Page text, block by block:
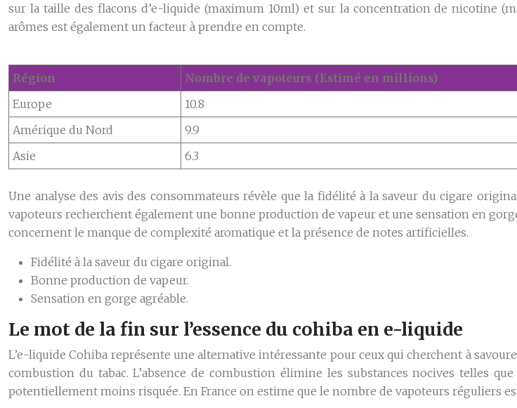
sur la taille des flacons d’e-liquide (maximum 10ml) et sur la concentration de nicotine
arômes est également un facteur à prendre en compte.
Région Nombre de vapoteurs (Estimé en millions)
Europe
10.8
Amérique du Nord
9.9
Asie
6.3
Une analyse des avis des consommateurs révèle que la fidélité à la saveur du cigare
vapoteurs recherchent également une bonne production de vapeur et une sensation en
concernent le manque de complexité aromatique et la présence de notes artificielles.
Fidélité à la saveur du cigare original.
Bonne production de vapeur.
Sensation en gorge agréable.
Le mot de la fin sur l’essence du cohiba en e-liquide
L’e-liquide Cohiba représente une alternative intéressante pour ceux qui cherchent à
combustion du tabac. L’absence de combustion élimine les substances nocives telles
potentiellement moins risquée. En France on estime que le nombre de vapoteurs réguliers